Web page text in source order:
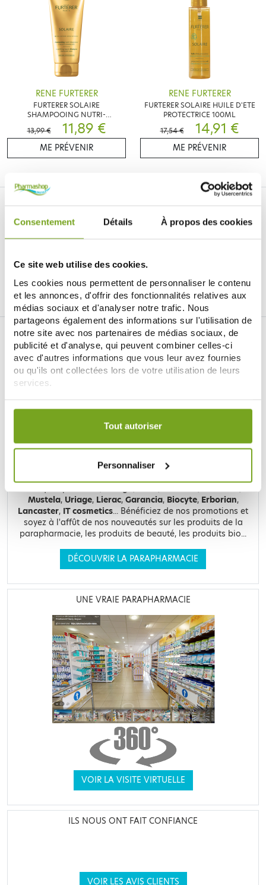
Consentement Détails À propos des cookies
Ce site web utilise des cookies.
Les cookies nous permettent de personnaliser le contenu
et les annonces, d'offrir des fonctionnalités relatives aux
médias sociaux et d'analyser notre trafic. Nous
partageons également des informations sur l'utilisation de
notre site avec nos partenaires de médias sociaux, de
publicité et d'analyse, qui peuvent combiner celles-ci
avec d'autres informations que vous leur avez fournies
ou qu'ils ont collectées lors de votre utilisation de leurs
services.
Votre choix de consentement est conservé pendant une
Tout autoriser
Personnaliser
RENE FURTERER
FURTERER SOLAIRE
SHAMPOOING NUTRI-
REPARATEUR 200ML
13,99 € 11,89 €
ME PRÉVENIR
RENE FURTERER
FURTERER SOLAIRE HUILE D'ETE
PROTECTRICE 100ML
17,54 €
14,91 €
ME PRÉVENIR
Je souhaite m'inscrire à la newsletter
Facebook Instagram Pinterest Tiktok
LA PARAPHARMACIE EN LIGNE BALDY
MÉJEAN
LE SITE DE PARAPHARMACIE EN LIGNE
20 000 référencesà prix discount, de
Mustela, Uriage, Lierac, Garancia, Biocyte, Erborian,
Lancaster, IT cosmetics... Bénéficiez de nos promotions et
soyez à l'affût de nos nouveautés sur les produits de la
parapharmacie, les produits de beauté, les produits bio...
DÉCOUVRIR LA PARAPHARMACIE
UNE VRAIE PARAPHARMACIE
VOIR LA VISITE VIRTUELLE
ILS NOUS ONT FAIT CONFIANCE
VOIR LES AVIS CLIENTS